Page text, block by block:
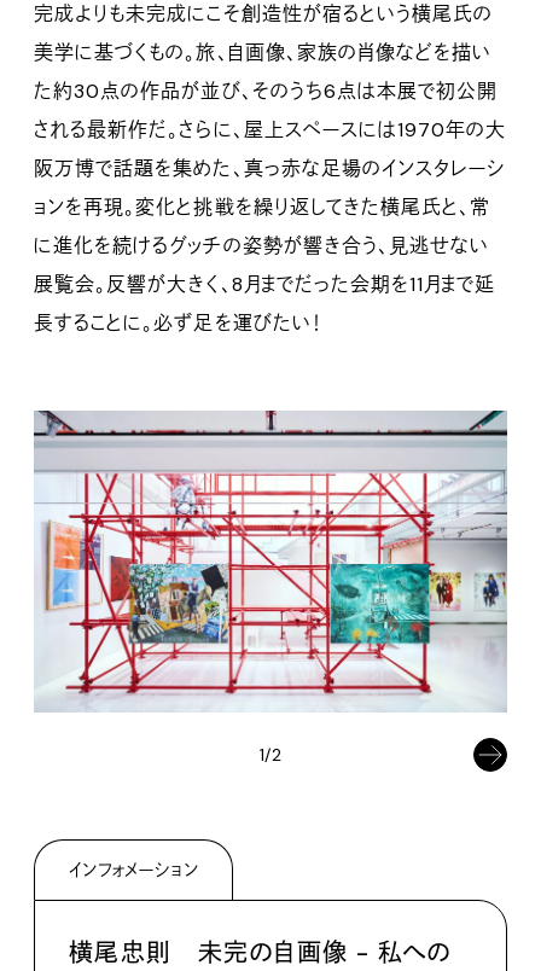
完成よりも未完成にこそ創造性が宿るという横尾氏の
美学に基づくもの。旅、自画像、家族の肖像などを描い
た約30点の作品が並び、そのうち6点は本展で初公開
される最新作だ。さらに、屋上スペースには1970年の大
阪万博で話題を集めた、真っ赤な足場のインスタレーシ
ョンを再現。変化と挑戦を繰り返してきた横尾氏と、常
に進化を続けるグッチの姿勢が響き合う、見逃せない
展覧会。反響が大きく、8月までだった会期を11月まで延
長することに。必ず足を運びたい！
1/2
インフォメーション
横尾忠則 未完の自画像 - 私への